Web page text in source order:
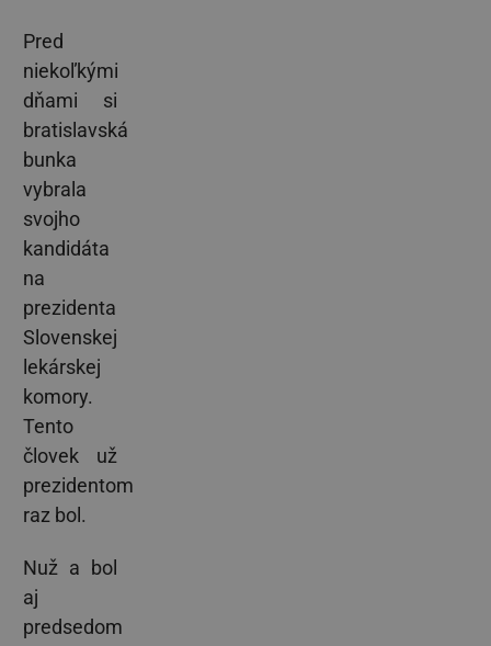
Pred
niekoľkými
dňami si
bratislavská
bunka
vybrala
svojho
kandidáta
na
prezidenta
Slovenskej
lekárskej
komory.
Tento
človek už
prezidentom
raz bol.
Nuž a bol
aj
predsedom